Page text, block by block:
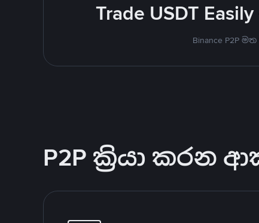
Trade USDT
Binance P2P
P2P ක්‍රියා කරන